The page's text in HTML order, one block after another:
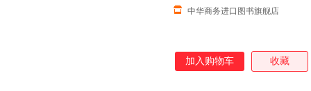
中华商务进口图书旗舰店
加入购物车 收藏